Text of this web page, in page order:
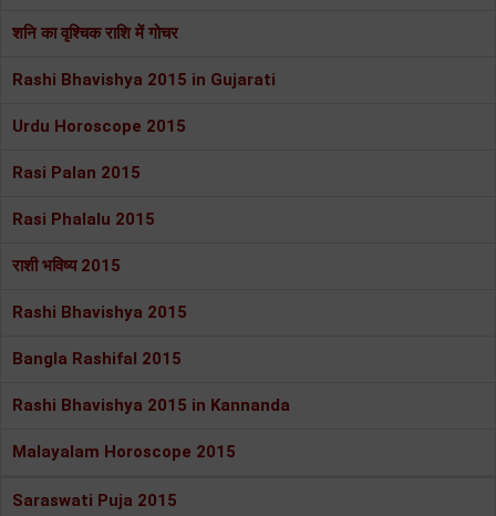
शनि का वृश्चिक राशि में गोचर
Rashi Bhavishya 2015 in Gujarati
Urdu Horoscope 2015
Rasi Palan 2015
Rasi Phalalu 2015
राशी भविष्य 2015
Rashi Bhavishya 2015
Bangla Rashifal 2015
Rashi Bhavishya 2015 in Kannanda
Malayalam Horoscope 2015
Saraswati Puja 2015